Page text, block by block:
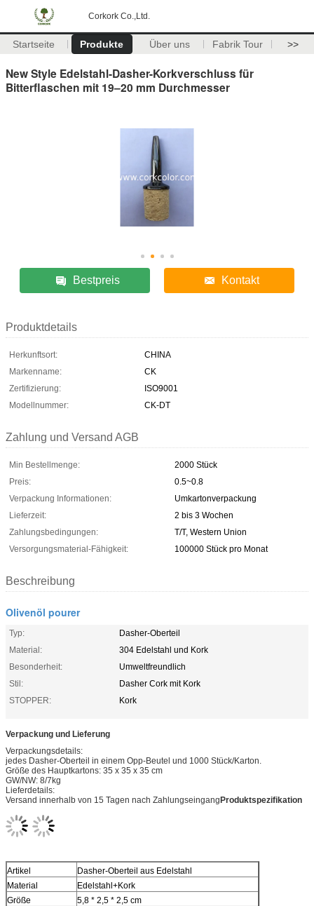
Corkork Co.,Ltd.
Startseite Produkte Über uns Fabrik Tour >>
New Style Edelstahl-Dasher-Korkverschluss für
Bitterflaschen mit 19–20 mm Durchmesser
Bestpreis Kontakt
Produktdetails
Herkunftsort:
CHINA
Markenname:
CK
Zertifizierung:
ISO9001
Modellnummer:
CK-DT
Zahlung und Versand AGB
Min Bestellmenge:
2000 Stück
Preis:
0.5~0.8
Verpackung Informationen:
Umkartonverpackung
Lieferzeit:
2 bis 3 Wochen
Zahlungsbedingungen:
T/T, Western Union
Versorgungsmaterial-Fähigkeit:
100000 Stück pro Monat
Beschreibung
Olivenöl pourer
Typ:
Dasher-Oberteil
Material:
304 Edelstahl und Kork
Besonderheit:
Umweltfreundlich
Stil:
Dasher Cork mit Kork
STOPPER:
Kork
Verpackung und Lieferung
Verpackungsdetails:
jedes Dasher-Oberteil in einem Opp-Beutel und 1000 Stück/Karton.
Größe des Hauptkartons: 35 x 35 x 35 cm
GW/NW: 8/7kg
Lieferdetails:
Versand innerhalb von 15 Tagen nach ZahlungseingangProduktspezifikation
Artikel
Dasher-Oberteil aus Edelstahl
Material
Edelstahl+Kork
Größe
5,8 * 2,5 * 2,5 cm